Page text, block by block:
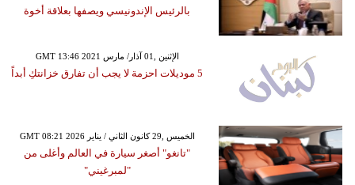
بالرئيس الإندونيسي ويصفها بعلاقة أخوة
GMT 13:46 2021 الإثنين ,01 آذار/ مارس
5 موديلات احزمة لا يجب أن تفارق خزانتكِ أبداً
GMT 08:21 2026 الخميس ,29 كانون الثاني / يناير
"تانغو" أصغر سيارة في العالم وأغلى من
"لمبرغيني"